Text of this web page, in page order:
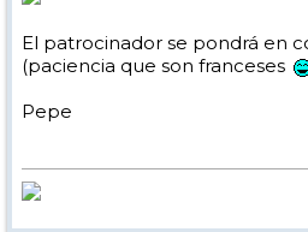
El patrocinador se pondrá en
(paciencia que son franceses
Pepe